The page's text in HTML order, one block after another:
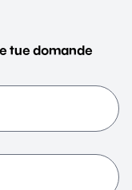
tue domande